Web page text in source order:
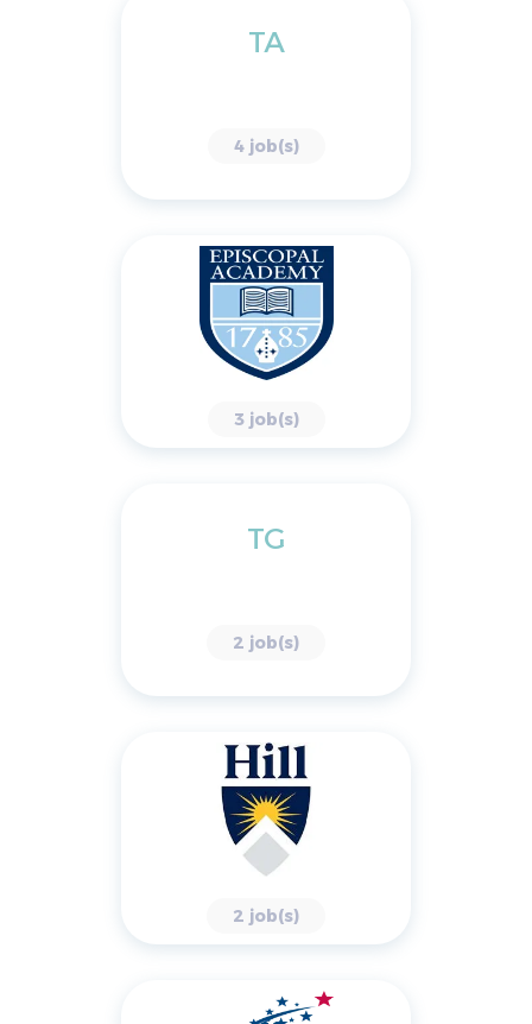
TA
4 job(s)
3 job(s)
TG
2 job(s)
2 job(s)